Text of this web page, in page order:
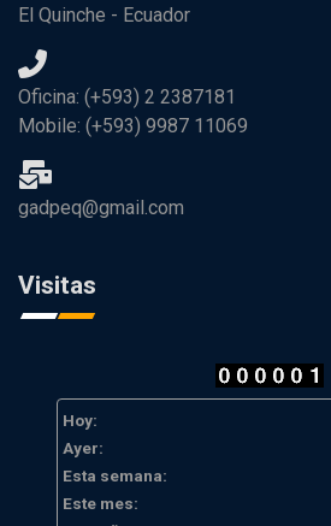
El Quinche - Ecuador
Oficina: (+593) 2 2387181
Mobile: (+593) 9987 11069
gadpeq@gmail.com
Visitas
Hoy:
Ayer:
Esta semana:
Este mes: